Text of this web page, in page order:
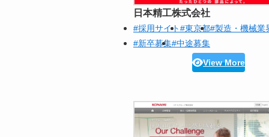
日本精工株式会社
#採用サイト#東京都#製造・機械業
#新卒募集#中途募集
View More